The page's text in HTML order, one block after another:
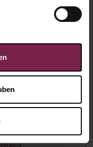
Versand